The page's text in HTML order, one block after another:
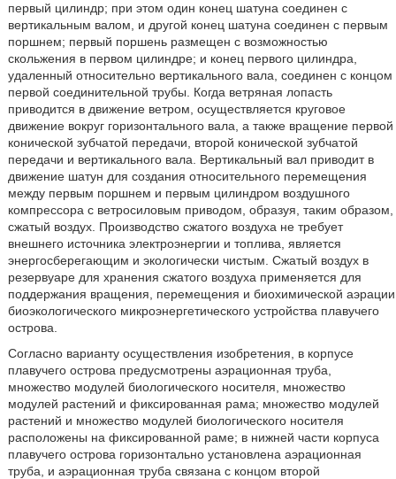
первый цилиндр; при этом один конец шатуна соединен с
вертикальным валом, и другой конец шатуна соединен с первым
поршнем; первый поршень размещен с возможностью
скольжения в первом цилиндре; и конец первого цилиндра,
удаленный относительно вертикального вала, соединен с концом
первой соединительной трубы. Когда ветряная лопасть
приводится в движение ветром, осуществляется круговое
движение вокруг горизонтального вала, а также вращение первой
конической зубчатой передачи, второй конической зубчатой
передачи и вертикального вала. Вертикальный вал приводит в
движение шатун для создания относительного перемещения
между первым поршнем и первым цилиндром воздушного
компрессора с ветросиловым приводом, образуя, таким образом,
сжатый воздух. Производство сжатого воздуха не требует
внешнего источника электроэнергии и топлива, является
энергосберегающим и экологически чистым. Сжатый воздух в
резервуаре для хранения сжатого воздуха применяется для
поддержания вращения, перемещения и биохимической аэрации
биоэкологического микроэнергетического устройства плавучего
острова.
Согласно варианту осуществления изобретения, в корпусе
плавучего острова предусмотрены аэрационная труба,
множество модулей биологического носителя, множество
модулей растений и фиксированная рама; множество модулей
растений и множество модулей биологического носителя
расположены на фиксированной раме; в нижней части корпуса
плавучего острова горизонтально установлена аэрационная
труба, и аэрационная труба связана с концом второй